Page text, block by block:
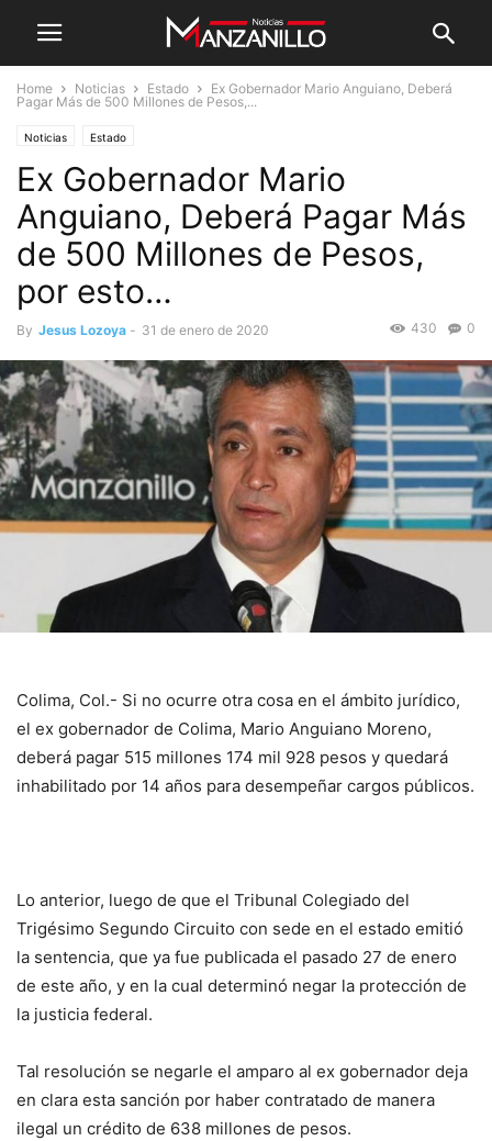
Home Noticias Estado
Ex Gobernador Mario Anguiano, Deberá
Pagar Más de 500 Millones de Pesos,...
Noticias Estado
Ex Gobernador Mario
Anguiano, Deberá Pagar Más
de 500 Millones de Pesos,
por esto…
By Jesus Lozoya - 31 de enero de 2020 0
430
Colima, Col.- Si no ocurre otra cosa en el ámbito jurídico,
el ex gobernador de Colima, Mario Anguiano Moreno,
deberá pagar 515 millones 174 mil 928 pesos y quedará
inhabilitado por 14 años para desempeñar cargos públicos.
Lo anterior, luego de que el Tribunal Colegiado del
Trigésimo Segundo Circuito con sede en el estado emitió
la sentencia, que ya fue publicada el pasado 27 de enero
de este año, y en la cual determinó negar la protección de
la justicia federal.
Tal resolución se negarle el amparo al ex gobernador deja
en clara esta sanción por haber contratado de manera
ilegal un crédito de 638 millones de pesos.